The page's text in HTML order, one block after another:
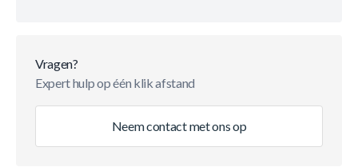
Vragen?
Expert hulp op één klik afstand
Neem contact met ons op